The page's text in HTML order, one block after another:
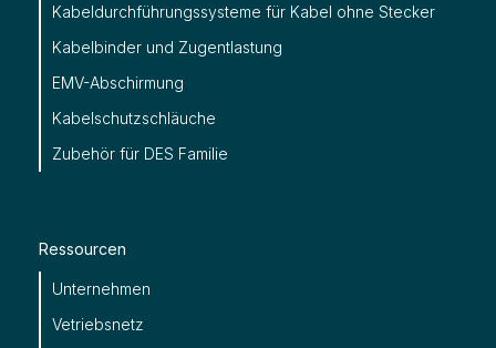
Kabeldurchführungssysteme für Kabel ohne Stecker
Kabelbinder und Zugentlastung
EMV-Abschirmung
Kabelschutzschläuche
Zubehör für DES Familie
Ressourcen
Unternehmen
Vetriebsnetz